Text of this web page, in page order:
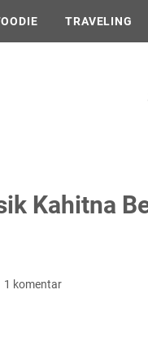
TRAVELING
Kahitna
1 komentar